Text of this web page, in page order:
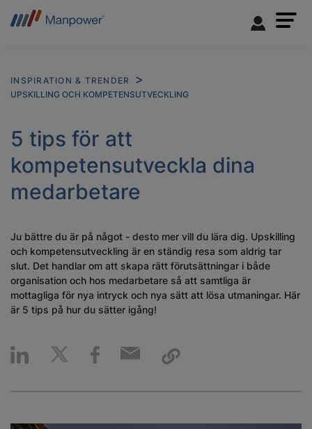
INSPIRATION & TRENDER
UPSKILLING OCH KOMPETENSUTVECKLING
5 tips för att
kompetensutveckla dina
medarbetare
Ju bättre du är på något - desto mer vill du lära dig. Upskilling
och kompetensutveckling är en ständig resa som aldrig tar
slut. Det handlar om att skapa rätt förutsättningar i både
organisation och hos medarbetare så att samtliga är
mottagliga för nya intryck och nya sätt att lösa utmaningar. Här
är 5 tips på hur du sätter igång!